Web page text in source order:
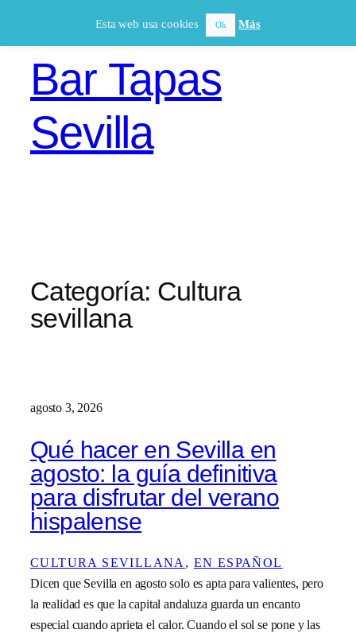
Bar Tapas
Sevilla
Categoría: Cultura
sevillana
agosto 3, 2026
Qué hacer en Sevilla en
agosto: la guía definitiva
para disfrutar del verano
hispalense
CULTURA SEVILLANA, EN ESPAÑOL
Dicen que Sevilla en agosto solo es apta para valientes, pero
la realidad es que la capital andaluza guarda un encanto
especial cuando aprieta el calor. Cuando el sol se pone y las
Esta web usa cookies Ok Más